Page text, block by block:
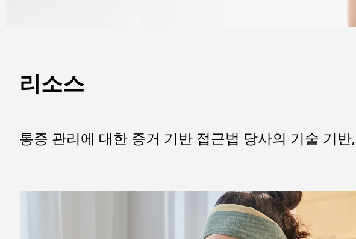
리소스
통증 관리에 대한 증거 기반 접근법 당사의 기술 기